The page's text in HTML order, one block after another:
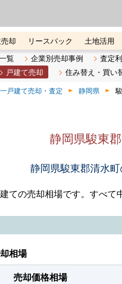
却 リースバック 土地活用
ニー オンライン講座 リビ
覧 企業別売却事例 査定
戸建て売却 住み替え・買い
一戸建て売却・査定 静岡県
静岡県駿東
静岡県駿東郡清水
ての売却相場です。すべて
相場
売却価格相場